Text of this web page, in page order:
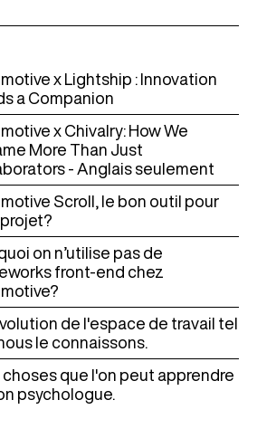
x Lightship : Innovation
a Companion
x Chivalry: How We
More Than Just
- Anglais seulement
Scroll, le bon outil pour
on n’utilise pas de
front-end chez
de l'espace de travail tel
le connaissons.
choses que l'on peut apprendre
psychologue.